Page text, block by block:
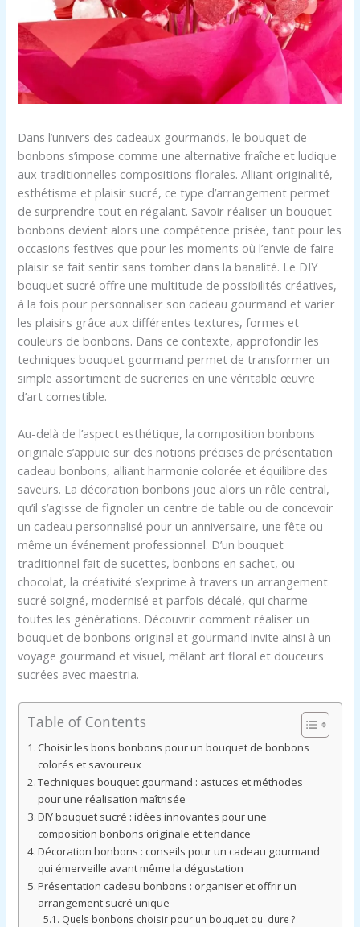
Dans l’univers des cadeaux gourmands, le bouquet de
bonbons s’impose comme une alternative fraîche et ludique
aux traditionnelles compositions florales. Alliant originalité,
esthétisme et plaisir sucré, ce type d’arrangement permet
de surprendre tout en régalant. Savoir réaliser un bouquet
bonbons devient alors une compétence prisée, tant pour les
occasions festives que pour les moments où l’envie de faire
plaisir se fait sentir sans tomber dans la banalité. Le DIY
bouquet sucré offre une multitude de possibilités créatives,
à la fois pour personnaliser son cadeau gourmand et varier
les plaisirs grâce aux différentes textures, formes et
couleurs de bonbons. Dans ce contexte, approfondir les
techniques bouquet gourmand permet de transformer un
simple assortiment de sucreries en une véritable œuvre
d’art comestible.
Au-delà de l’aspect esthétique, la composition bonbons
originale s’appuie sur des notions précises de présentation
cadeau bonbons, alliant harmonie colorée et équilibre des
saveurs. La décoration bonbons joue alors un rôle central,
qu’il s’agisse de fignoler un centre de table ou de concevoir
un cadeau personnalisé pour un anniversaire, une fête ou
même un événement professionnel. D’un bouquet
traditionnel fait de sucettes, bonbons en sachet, ou
chocolat, la créativité s’exprime à travers un arrangement
sucré soigné, modernisé et parfois décalé, qui charme
toutes les générations. Découvrir comment réaliser un
bouquet de bonbons original et gourmand invite ainsi à un
voyage gourmand et visuel, mêlant art floral et douceurs
sucrées avec maestria.
Table of Contents
Choisir les bons bonbons pour un bouquet de bonbons
colorés et savoureux
Techniques bouquet gourmand : astuces et méthodes
pour une réalisation maîtrisée
DIY bouquet sucré : idées innovantes pour une
composition bonbons originale et tendance
Décoration bonbons : conseils pour un cadeau gourmand
qui émerveille avant même la dégustation
Présentation cadeau bonbons : organiser et offrir un
arrangement sucré unique
Quels bonbons choisir pour un bouquet qui dure ?